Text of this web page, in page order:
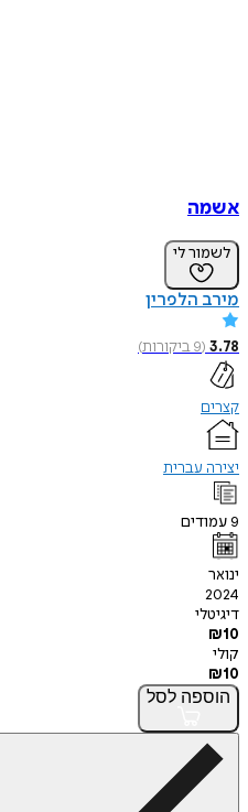
אשמה
לשמור לי
מירב הלפרין
3.78
(
9ביקורות)
קצרים
יצירה עברית
9עמודים
ינואר
2024
דיגיטלי
₪10
קולי
₪10
הוספה לסל